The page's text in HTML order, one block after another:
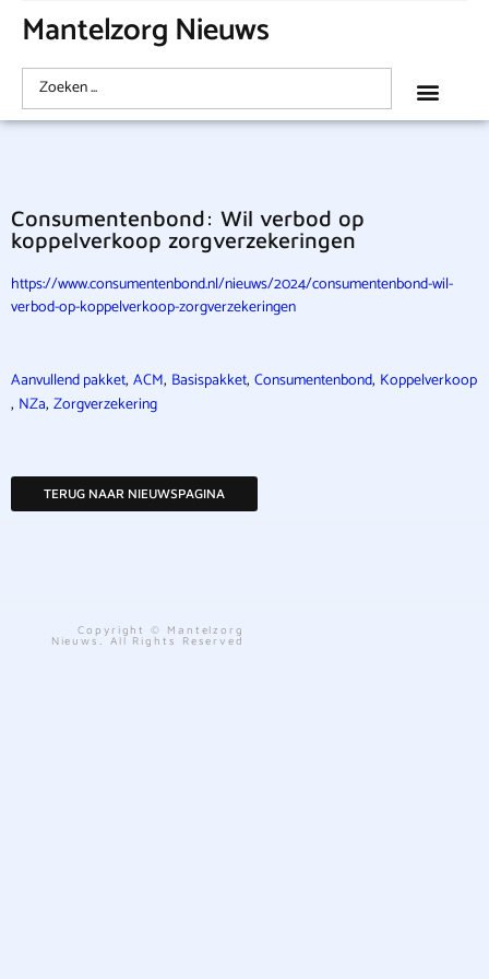
Mantelzorg Nieuws
Consumentenbond: Wil verbod op
koppelverkoop zorgverzekeringen
https://www.consumentenbond.nl/nieuws/2024/consumentenbond-wil-
verbod-op-koppelverkoop-zorgverzekeringen
Aanvullend pakket, ACM, Basispakket, Consumentenbond, Koppelverkoop
, NZa, Zorgverzekering
TERUG NAAR NIEUWSPAGINA
Copyright © Mantelzorg
Nieuws. All Rights Reserved